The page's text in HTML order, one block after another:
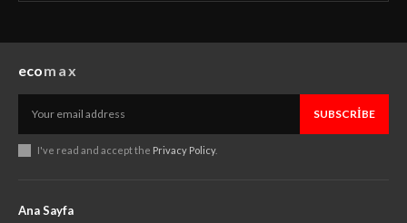
ecomax
SUBSCRIBE
I've read and accept the Privacy Policy.
Ana Sayfa